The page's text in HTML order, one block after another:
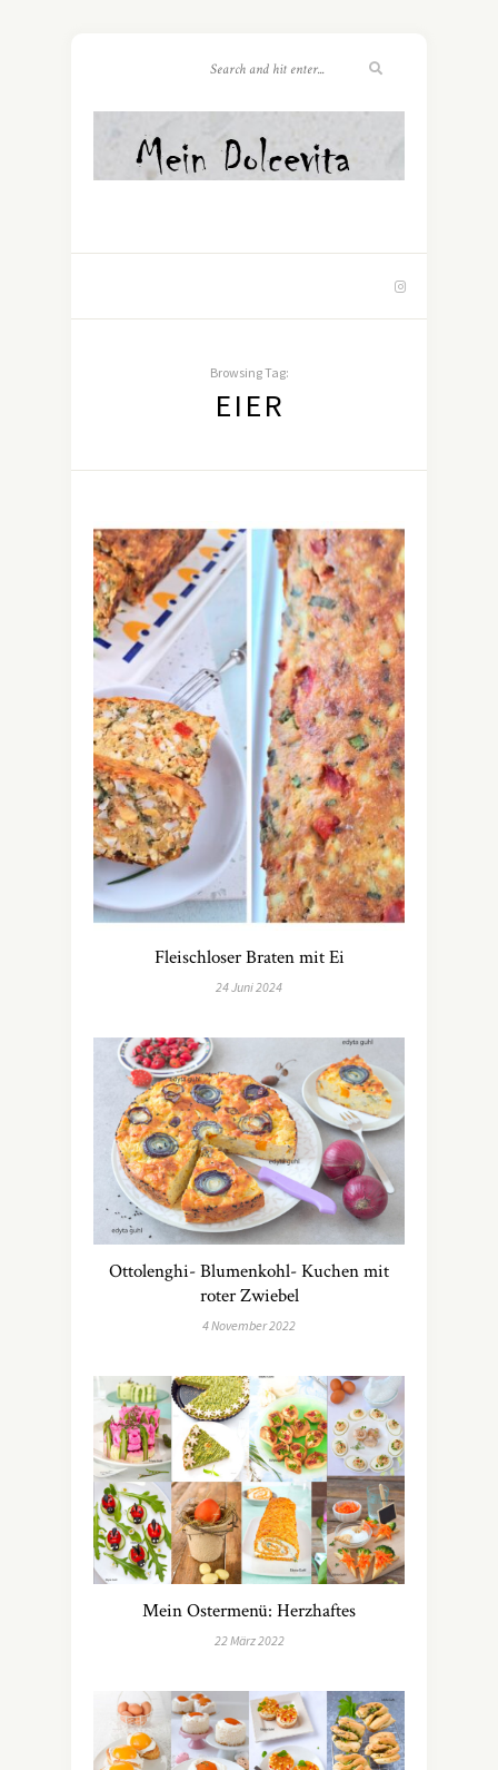
Browsing Tag:
EIER
Fleischloser Braten mit Ei
24 Juni 2024
Ottolenghi- Blumenkohl- Kuchen mit
roter Zwiebel
4 November 2022
Mein Ostermenü: Herzhaftes
22 März 2022